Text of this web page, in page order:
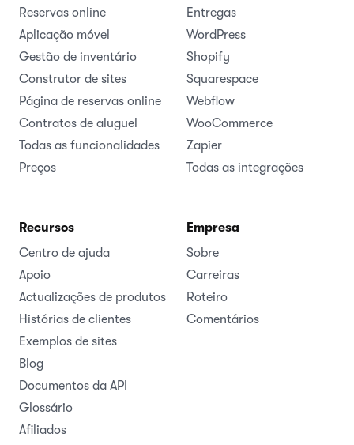
Reservas online
Aplicação móvel
Gestão de inventário
Construtor de sites
Página de reservas online
Contratos de aluguel
Todas as funcionalidades
Preços
Entregas
WordPress
Shopify
Squarespace
Webflow
WooCommerce
Zapier
Todas as integrações
Recursos
Centro de ajuda
Apoio
Actualizações de produtos
Histórias de clientes
Exemplos de sites
Blog
Documentos da API
Glossário
Afiliados
Empresa
Sobre
Carreiras
Roteiro
Comentários